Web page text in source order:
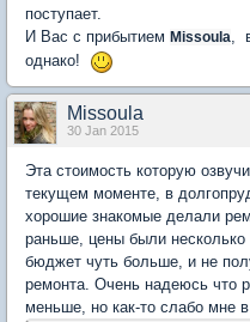
поступает.
И Вас с прибытием Missoula,
однако!
Missoula
30 Jan 2015
Эта стоимость которую
текущем моменте, в
хорошие знакомые делали
раньше, цены были
бюджет чуть больше, и не
ремонта. Очень надеюсь что
меньше, но как-то слабо мне в